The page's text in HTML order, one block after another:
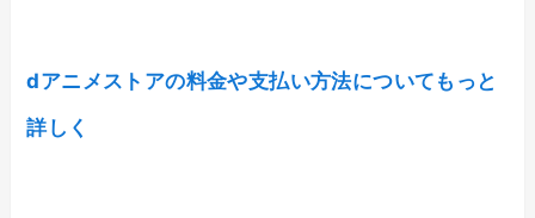
dアニメストアの料金や支払い方法についてもっと
詳しく